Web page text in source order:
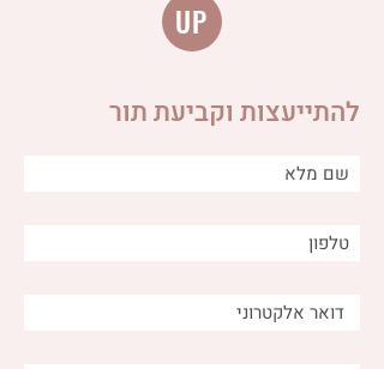
מה הקשר בין ביוץ לבעיות
עיכול ומה ניתן לעשות כדי
UP
להתייעצות וקביעת תור